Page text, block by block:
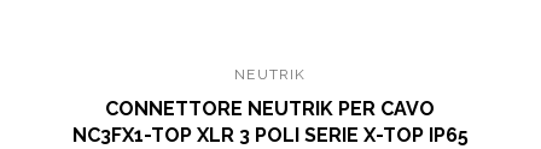
NEUTRIK
CONNETTORE NEUTRIK PER CAVO
NC3FX1-TOP XLR 3 POLI SERIE X-TOP IP65